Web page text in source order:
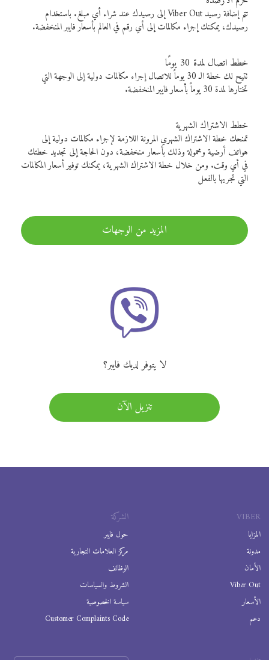
تتم إضافة رصيد Viber Out إلى رصيدك عند شراء أي مبلغ. باستخدام
رصيدك، يمكنك إجراء مكالمات إلى أي رقم في العالم بأسعار فايبر المنخفضة.
خطط اتصال لمدة 30 يومًا
تتيح لك خطة الـ 30 يوماً للاتصال إجراء مكالمات دولية إلى الوجهة التي
تختارها لمدة 30 يوماً بأسعار فايبر المنخفضة.
خطط الاشتراك الشهرية
تمنحك خطة الاشتراك الشهري المرونة اللازمة لإجراء مكالمات دولية إلى
هواتف أرضية ومحمولة وذلك بأسعار منخفضة، دون الحاجة إلى تجديد خطتك
في أي وقت. ومن خلال خطة الاشتراك الشهرية، يمكنك توفير أسعار المكالمات
التي تجريها بالفعل
المزيد من الوجهات
لا يتوفر لديك فايبر؟
تنزيل الآن
VIBER
المزايا
مدونة
الأمان
Viber Out
الأسعار
دعم
الشركة
حول فايبر
مركز العلامات التجارية
الوظائف
الشروط والسياسات
سياسة الخصوصية
Customer Complaints Code